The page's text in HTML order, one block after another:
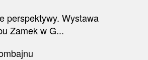
perspektywy. Wystawa
Zamek w G...